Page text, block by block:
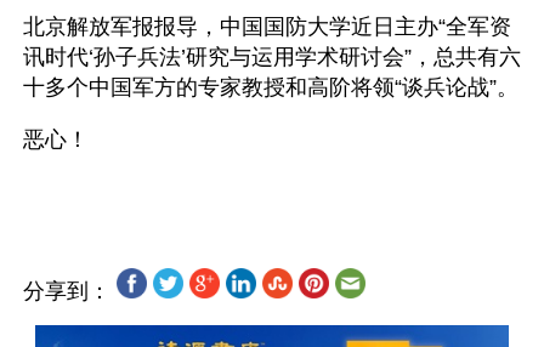
北京解放军报报导，中国国防大学近日主办“全军资
讯时代‘孙子兵法’研究与运用学术研讨会”，总共有六
十多个中国军方的专家教授和高阶将领“谈兵论战”。
恶心！
分享到：